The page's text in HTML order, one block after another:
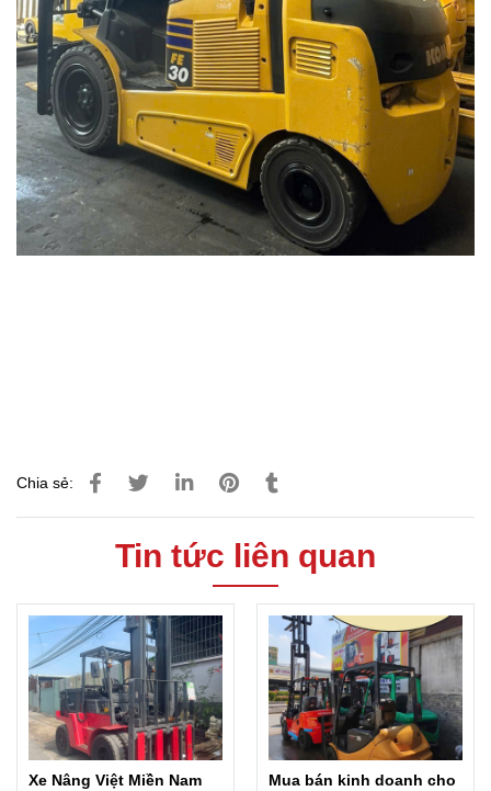
Chia sẻ:
Tin tức liên quan
Xe Nâng Việt Miền Nam
Mua bán kinh doanh cho